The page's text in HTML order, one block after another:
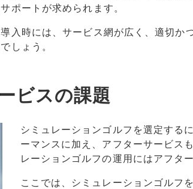
ポートが求められます。
入時には、サービス網が広く、適切か
しょう。
ビスの課題
シミュレーションゴルフを選定する
ーマンスに加え、アフターサービス
レーションゴルフの運用にはアフタ
ここでは、シミュレーションゴルフ